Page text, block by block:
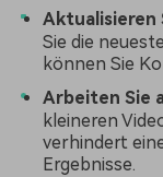
Aktualisieren
Sie die
können Sie
Arbeiten Sie
kleineren
verhindert
Ergebnisse.